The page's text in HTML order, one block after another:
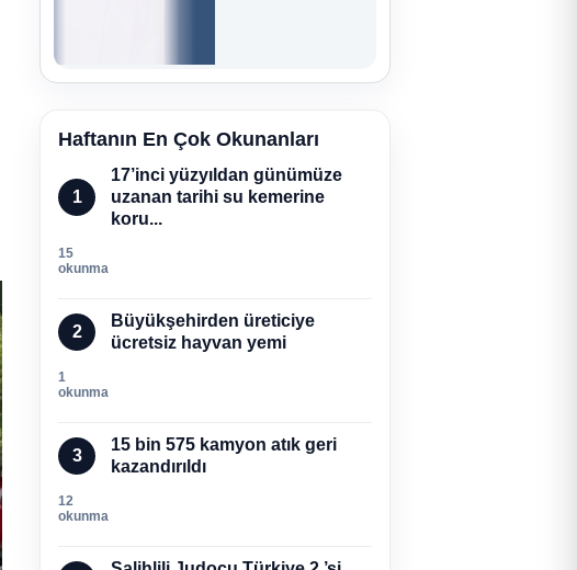
Haftanın En Çok Okunanları
1
17’inci yüzyıldan günümüze
uzanan tarihi su kemerine
koru...
15
okunma
2
Büyükşehirden üreticiye
ücretsiz hayvan yemi
1
okunma
3
15 bin 575 kamyon atık geri
kazandırıldı
12
okunma